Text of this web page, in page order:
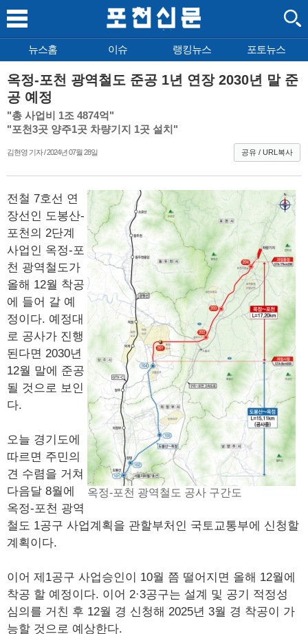
뉴스홈 이슈 랭킹뉴스 포토뉴스
옥정-포천 광역철도 준공 1년 연장 2030년 말 준
공 예정
"총 사업비 1조 4874억"
"포천3곳 양주1곳 차량기지 1곳 설치"
김현영 기자 / 2024년 07월 28일 공유 / URL복사
옥정-포천 광역철도 공사 구간도
전철 7호선 연
장선인 도봉산-
포천의 2단계
사업인 옥정-포
천 광역철도가
올해 12월 착공
에 들어 갈 예
정이다. 예정대
로 공사가 진행
된다면 2030년
12월 말에 준공
될 것으로 보인
다.
오늘 경기도에
따르면 주민의
견 수렴을 거쳐
다음달 8월에
옥정-포천 광역
철도 1공구 사업계획을 관할부처인 국토교통부에 신청할
계획이다.
이어 제1공구 사업승인이 10월 쯤 떨어지면 올해 12월에
착공 할 예정이다. 이어 2·3공구는 설계 및 공기 적정성
심의를 거친 후 12월 경 신청해 2025년 3월 경 착공이 가
능할 것으로 예상한다.